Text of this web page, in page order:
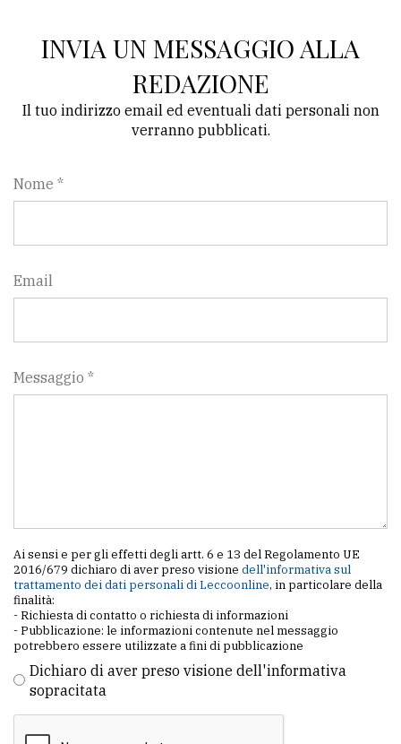
INVIA UN MESSAGGIO ALLA
REDAZIONE
Il tuo indirizzo email ed eventuali dati personali non
verranno pubblicati.
Nome *
Email
Messaggio *
Ai sensi e per gli effetti degli artt. 6 e 13 del Regolamento UE
2016/679 dichiaro di aver preso visione dell'informativa sul
trattamento dei dati personali di Leccoonline, in particolare della
finalità:
- Richiesta di contatto o richiesta di informazioni
- Pubblicazione: le informazioni contenute nel messaggio
potrebbero essere utilizzate a fini di pubblicazione
Dichiaro di aver preso visione dell'informativa
sopracitata